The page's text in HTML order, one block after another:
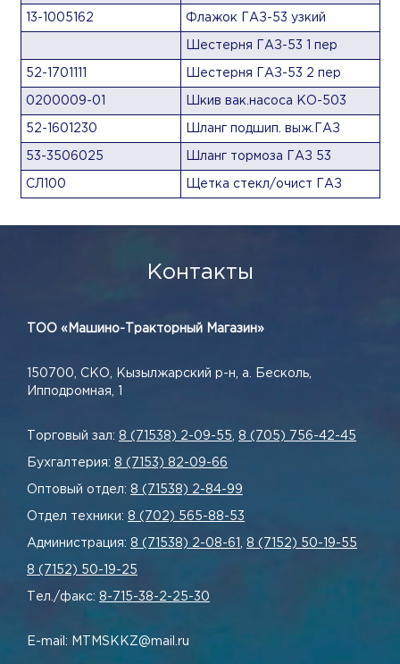
13-1005162 Флажок ГАЗ-53 узкий
Шестерня ГАЗ-53 1 пер
52-1701111 Шестерня ГАЗ-53 2 пер
0200009-01 Шкив вак.насоса КО-503
52-1601230 Шланг подшип. выж.ГАЗ
53-3506025 Шланг тормоза ГАЗ 53
СЛ100 Щетка стекл/очист ГАЗ
Контакты
ТОО «Машино-Тракторный Магазин»
150700, СКО, Кызылжарский р-н, а. Бесколь,
Ипподромная, 1
Торговый зал: 8 (71538) 2-09-55 8 (705) 756-42-45
Бухгалтерия: 8 (7153) 82-09-66
Оптовый отдел: 8 (71538) 2-84-99
Отдел техники: 8 (702) 565-88-53
Администрация: 8 (71538) 2-08-61 8 (7152) 50-19-55
8 (7152) 50-19-25
Тел./факс: 8-715-38-2-25-30
E-mail: MTMSKKZ@mail.ru